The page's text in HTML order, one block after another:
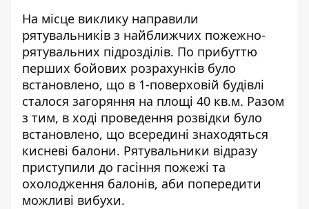
На місце виклику направили
рятувальників з найближчих пожежно-
рятувальних підрозділів. По прибуттю
перших бойових розрахунків було
встановлено, що в 1-поверховій будівлі
сталося загоряння на площі 40 кв.м. Разом
з тим, в ході проведення розвідки було
встановлено, що всередині знаходяться
кисневі балони. Рятувальники відразу
приступили до гасіння пожежі та
охолодження балонів, аби попередити
можливі вибухи.